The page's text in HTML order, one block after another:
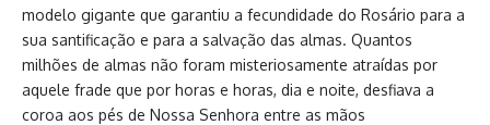
modelo gigante que garantiu a fecundidade do Rosário para a
sua santificação e para a salvação das almas. Quantos
milhões de almas não foram misteriosamente atraídas por
aquele frade que por horas e horas, dia e noite, desfiava a
coroa aos pés de Nossa Senhora entre as mãos